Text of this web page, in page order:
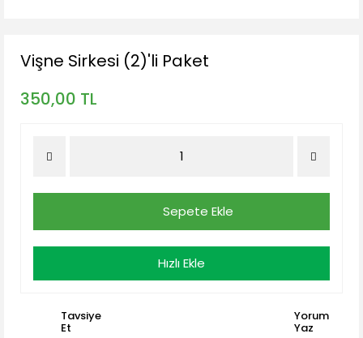
Vişne Sirkesi (2)'li Paket
350,00 TL
Sepete Ekle
Hızlı Ekle
Tavsiye
Et
Yorum
Yaz